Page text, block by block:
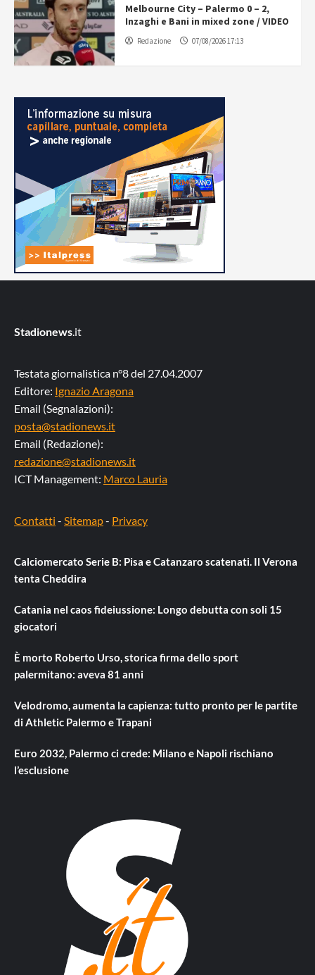
Melbourne City – Palermo 0 – 2,
Inzaghi e Bani in mixed zone / VIDEO
Redazione 07/08/2026 17:13
Stadionews .it
Testata giornalistica n°8 del 27.04.2007
Editore: Ignazio Aragona
Email (Segnalazioni):
posta@stadionews.it
Email (Redazione):
redazione@stadionews.it
ICT Management: Marco Lauria
Contatti - Sitemap- Privacy
Calciomercato Serie B: Pisa e Catanzaro scatenati. Il Verona
tenta Cheddira
Catania nel caos fideiussione: Longo debutta con soli 15
giocatori
È morto Roberto Urso, storica firma dello sport
palermitano: aveva 81 anni
Velodromo, aumenta la capienza: tutto pronto per le partite
di Athletic Palermo e Trapani
Euro 2032, Palermo ci crede: Milano e Napoli rischiano
l’esclusione